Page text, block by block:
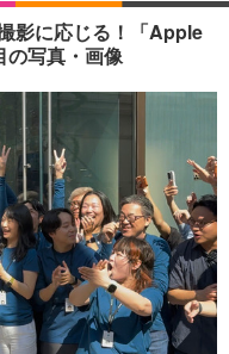
その他
影に応じる！「Apple
の写真・画像